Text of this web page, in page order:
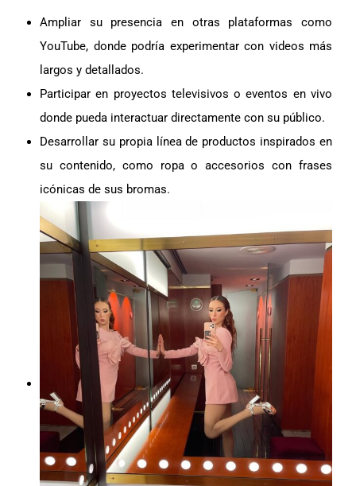
Ampliar su presencia en otras plataformas como
YouTube, donde podría experimentar con videos más
largos y detallados.
Participar en proyectos televisivos o eventos en vivo
donde pueda interactuar directamente con su público.
Desarrollar su propia línea de productos inspirados en
su contenido, como ropa o accesorios con frases
icónicas de sus bromas.